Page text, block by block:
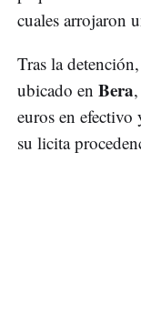
cuales arrojaron
Tras la
ubicado en Bera
euros en
su licita